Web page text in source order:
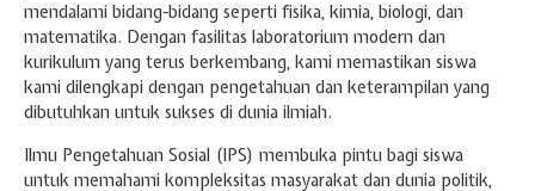
mendalami bidang-bidang seperti fisika, kimia, biologi, dan
matematika. Dengan fasilitas laboratorium modern dan
kurikulum yang terus berkembang, kami memastikan siswa
kami dilengkapi dengan pengetahuan dan keterampilan yang
dibutuhkan untuk sukses di dunia ilmiah.
Ilmu Pengetahuan Sosial (IPS) membuka pintu bagi siswa
untuk memahami kompleksitas masyarakat dan dunia politik,